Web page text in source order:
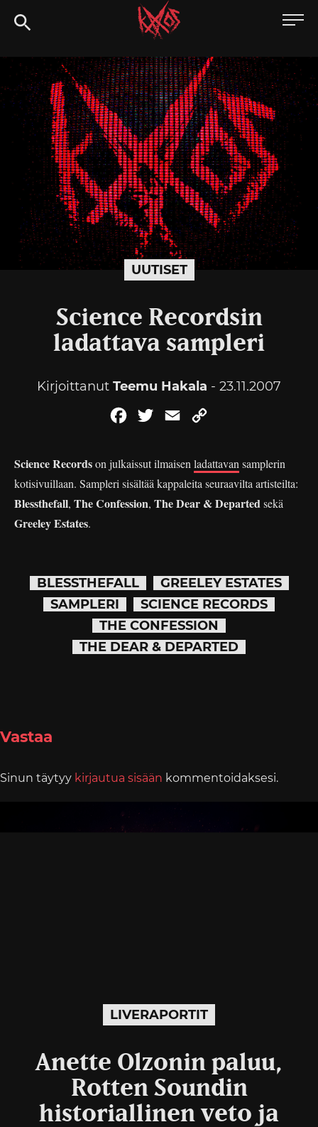
Siirry
suoraan
Kaaoszine
UUTISET
Science Recordsin
ladattava sampleri
Kirjoittanut Teemu Hakala - 23.11.2007
FacebookTwitterEmail
Science Recordson julkaissut ilmaisen ladattavan samplerin
kotisivuillaan. Sampleri sisältää kappaleita seuraavilta artisteilta:
Blessthefall, The Confession, The Dear & Departedsekä
Greeley Estates.
BLESSTHEFALL
GREELEY ESTATES
SAMPLERI
SCIENCE RECORDS
THE CONFESSION
THE DEAR & DEPARTED
Vastaa
Sinun täytyy kirjautua sisään kommentoidaksesi.
LIVERAPORTIT
Anette Olzonin paluu,
Rotten Soundin
historiallinen veto ja